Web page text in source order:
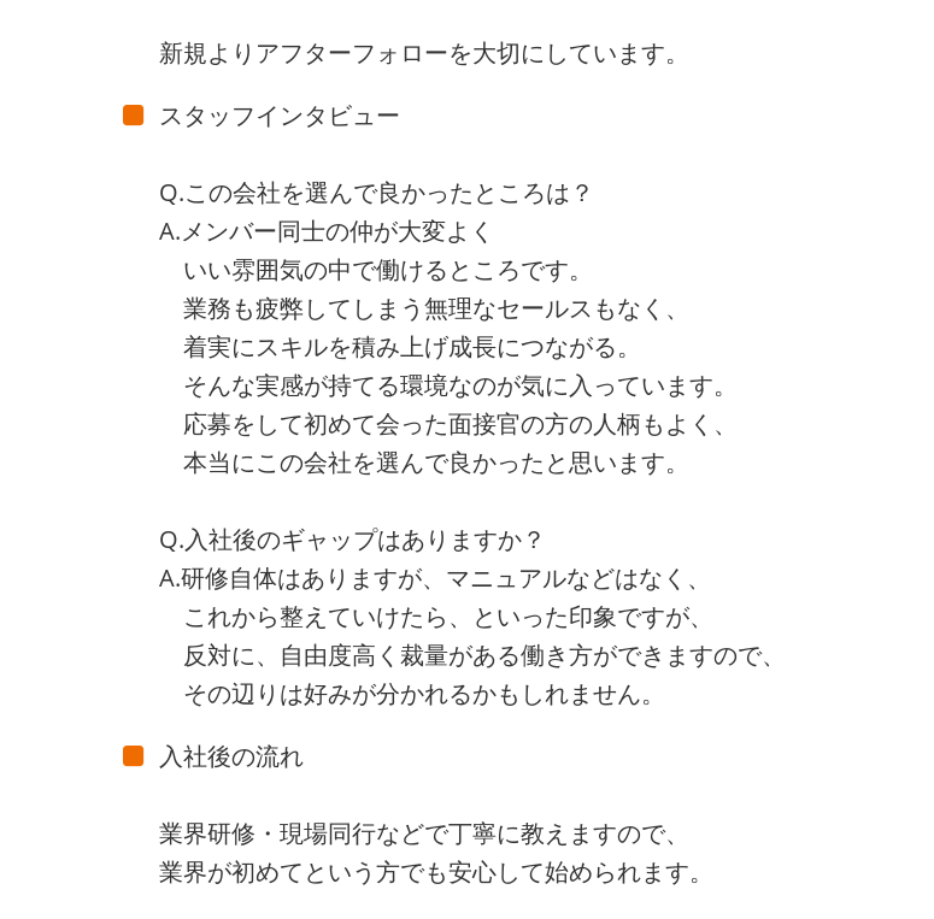
新規よりアフターフォローを大切にしています。
スタッフインタビュー
Q.この会社を選んで良かったところは？
A.メンバー同士の仲が大変よく
いい雰囲気の中で働けるところです。
業務も疲弊してしまう無理なセールスもなく、
着実にスキルを積み上げ成長につながる。
そんな実感が持てる環境なのが気に入っています。
応募をして初めて会った面接官の方の人柄もよく、
本当にこの会社を選んで良かったと思います。
Q.入社後のギャップはありますか？
A.研修自体はありますが、マニュアルなどはなく、
これから整えていけたら、といった印象ですが、
反対に、自由度高く裁量がある働き方ができますので、
その辺りは好みが分かれるかもしれません。
入社後の流れ
業界研修・現場同行などで丁寧に教えますので、
業界が初めてという方でも安心して始められます。